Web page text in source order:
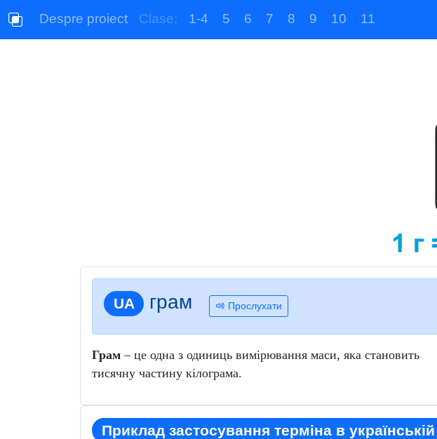
Despre proiect Clase: 1-4 5 6 7 8 9 10 11
UA грам Прослухати
Грам – це одна з одиниць вимірювання маси, яка становить
тисячну частину кілограма.
Приклад застосування терміна в